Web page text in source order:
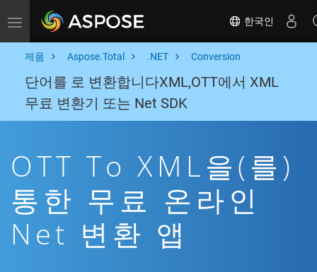
Toggle navigation 한국인
제품 Aspose.Total .NET Conversion
단어를 로 변환합니다XML,OTT에서 XML
무료 변환기 또는 Net SDK
OTT To XML을(를)
통한 무료 온라인
Net 변환 앱